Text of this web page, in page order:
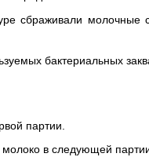
сбраживали молочные
бактериальных
партии.
молоко в следующей